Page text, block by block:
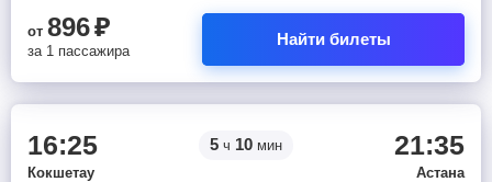
от 896₽
за 1 пассажира
Найти билеты
16:25 5 ч 10 мин 21:35
Кокшетау
Астана